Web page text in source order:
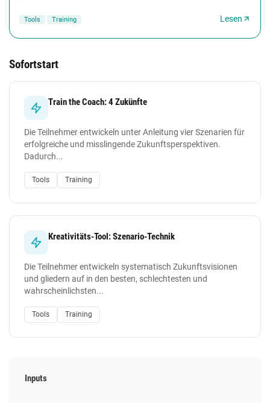
Tools Training Lesen
Sofortstart
Train the Coach: 4 Zukünfte
Die Teilnehmer entwickeln unter Anleitung vier Szenarien für
erfolgreiche und misslingende Zukunftsperspektiven.
Dadurch...
Tools Training
Kreativitäts-Tool: Szenario-Technik
Die Teilnehmer entwickeln systematisch Zukunftsvisionen
und gliedern auf in den besten, schlechtesten und
wahrscheinlichsten...
Tools Training
Inputs